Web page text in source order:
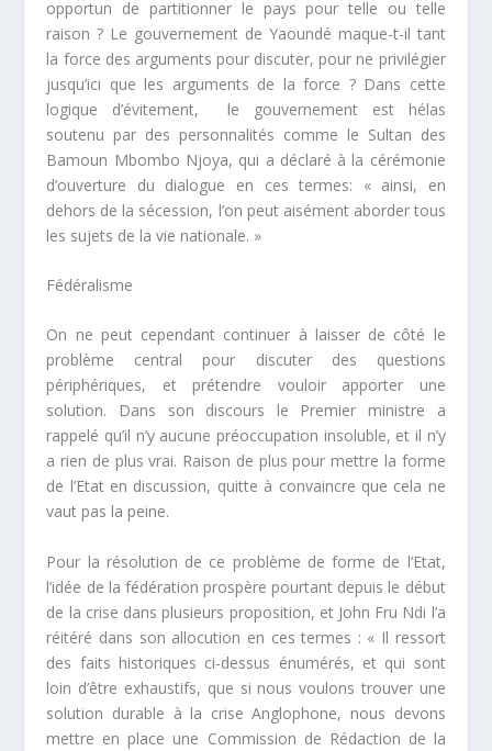
opportun de partitionner le pays pour telle ou telle
raison ? Le gouvernement de Yaoundé maque-t-il tant
la force des arguments pour discuter, pour ne privilégier
jusqu’ici que les arguments de la force ? Dans cette
logique d’évitement, le gouvernement est hélas
soutenu par des personnalités comme le Sultan des
Bamoun Mbombo Njoya, qui a déclaré à la cérémonie
d’ouverture du dialogue en ces termes: « ainsi, en
dehors de la sécession, l’on peut aisément aborder tous
les sujets de la vie nationale. »
Fédéralisme
On ne peut cependant continuer à laisser de côté le
problème central pour discuter des questions
périphériques, et prétendre vouloir apporter une
solution. Dans son discours le Premier ministre a
rappelé qu’il n’y aucune préoccupation insoluble, et il n’y
a rien de plus vrai. Raison de plus pour mettre la forme
de l’Etat en discussion, quitte à convaincre que cela ne
vaut pas la peine.
Pour la résolution de ce problème de forme de l’Etat,
l’idée de la fédération prospère pourtant depuis le début
de la crise dans plusieurs proposition, et John Fru Ndi l’a
réitéré dans son allocution en ces termes : « Il ressort
des faits historiques ci-dessus énumérés, et qui sont
loin d’être exhaustifs, que si nous voulons trouver une
solution durable à la crise Anglophone, nous devons
mettre en place une Commission de Rédaction de la